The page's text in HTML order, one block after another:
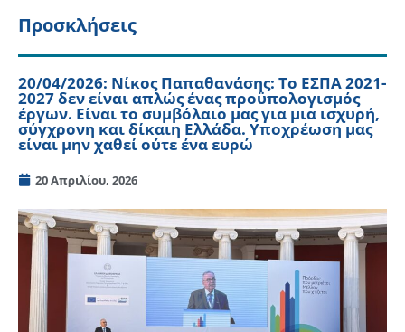
Προσκλήσεις
20/04/2026: Νίκος Παπαθανάσης: Το ΕΣΠΑ 2021-
2027 δεν είναι απλώς ένας προϋπολογισμός
έργων. Είναι το συμβόλαιο μας για μια ισχυρή,
σύγχρονη και δίκαιη Ελλάδα. Υποχρέωση μας
είναι μην χαθεί ούτε ένα ευρώ
20 Απριλίου, 2026